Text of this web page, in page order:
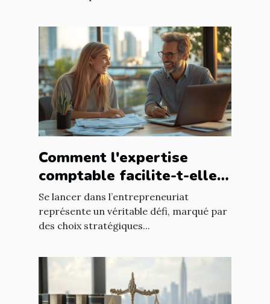
Comment l'expertise
comptable facilite-t-elle
le succès des nouveaux
entrepreneurs ?
Se lancer dans l’entrepreneuriat
représente un véritable défi, marqué par
des choix stratégiques...